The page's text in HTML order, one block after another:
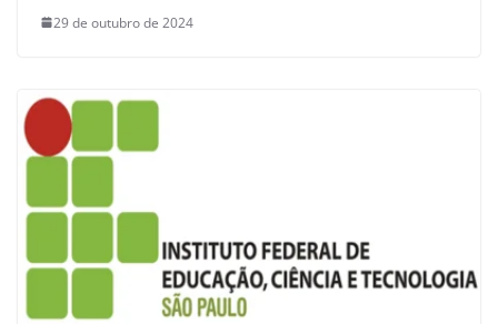
29 de outubro de 2024